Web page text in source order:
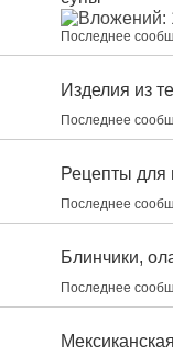
Последнее
Изделия из
Последнее
Рецепты для
Последнее
Блинчики,
Последнее